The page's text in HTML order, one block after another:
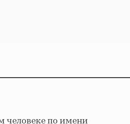
человеке по имени